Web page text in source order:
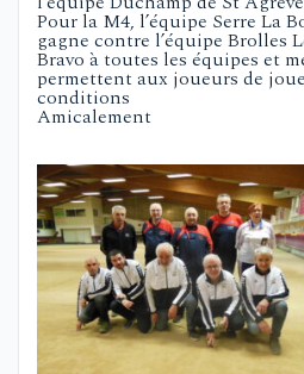
Pour la M4, l’équipe Serre La
gagne contre l’équipe Brolles
Bravo à toutes les équipes et
permettent aux joueurs de
conditions
Amicalement